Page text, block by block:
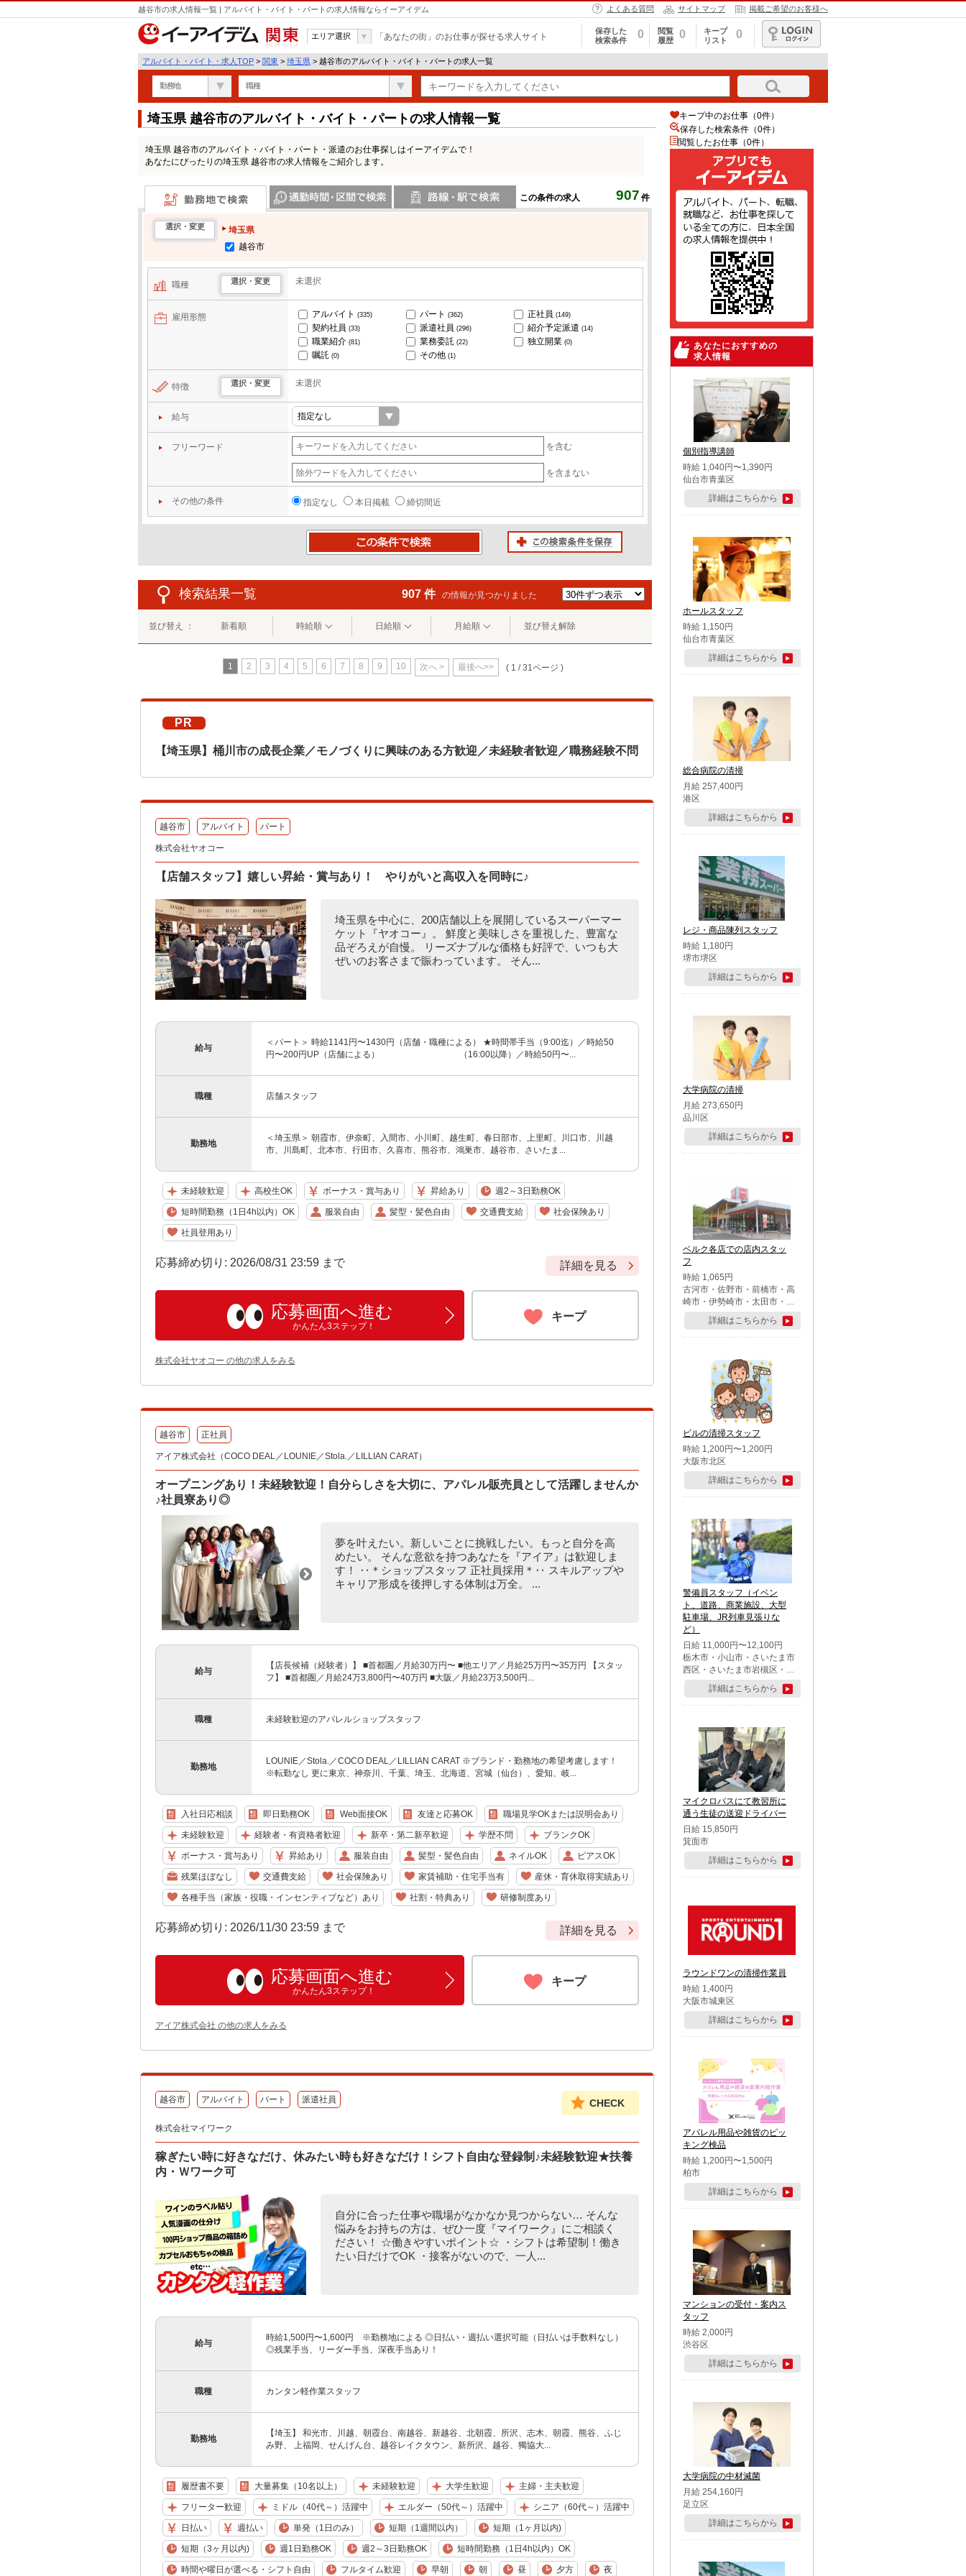
越谷市の求人情報一覧 | アルバイト・バイト・パートの求人情報ならイーアイデム よくある質問 サイトマップ 掲載ご希望のお客様へ
関東
エリア選択 「あなたの街」のお仕事が探せる求人サイト
保存した
検索条件
0
閲覧
履歴
0
キープ
リスト
0
ログイン
アルバイト・バイト・求人TOP > 関東 > 埼玉県 > 越谷市のアルバイト・バイト・パートの求人一覧
勤務地 職種
埼玉県 越谷市のアルバイト・バイト・パートの求人情報一覧
埼玉県 越谷市のアルバイト・バイト・パート・派遣のお仕事探しはイーアイデムで！
あなたにぴったりの埼玉県 越谷市の求人情報をご紹介します。
この条件の求人 907 件
勤務地で検索
選択・変更
埼玉県
越谷市
職種 選択・変更 未選択
雇用形態 アルバイト (335) パート (362) 正社員 (149)
契約社員 (33) 派遣社員 (296) 紹介予定派遣 (14)
職業紹介 (81) 業務委託 (22) 独立開業 (0)
嘱託 (0) その他 (1)
特徴 選択・変更 未選択
給与
フリーワード を含む
を含まない
その他の条件 指定なし 本日掲載 締切間近
検索結果一覧 907 件 の情報が見つかりました
並び替え ： 新着順 時給順 日給順 月給順 並び替え解除
1 2 3 4 5 6 7 8 9 10 次へ > 最後へ>> ( 1 / 31ページ )
PR
【埼玉県】桶川市の成長企業／モノづくりに興味のある方歓迎／未経験者歓迎／職務経験不問
越谷市 アルバイト パート
株式会社ヤオコー
【店舗スタッフ】嬉しい昇給・賞与あり！ やりがいと高収入を同時に♪
埼玉県を中心に、200店舗以上を展開しているスーパーマー
ケット『ヤオコー』。 鮮度と美味しさを重視した、豊富な
品ぞろえが自慢。 リーズナブルな価格も好評で、いつも大
ぜいのお客さまで賑わっています。 そん...
給与
＜パート＞ 時給1141円〜1430円（店舗・職種による） ★時間帯手当（9:00迄）／時給50
円〜200円UP（店舗による） （16:00以降）／時給50円〜...
職種 店舗スタッフ
勤務地
＜埼玉県＞ 朝霞市、伊奈町、入間市、小川町、越生町、春日部市、上里町、川口市、川越
市、川島町、北本市、行田市、久喜市、熊谷市、鴻巣市、越谷市、さいたま...
未経験歓迎 高校生OK ボーナス・賞与あり 昇給あり 週2～3日勤務OK
短時間勤務（1日4h以内）OK 服装自由 髪型・髪色自由 交通費支給 社会保険あり
社員登用あり
応募締め切り: 2026/08/31 23:59 まで 詳細を見る
応募画面へ進む
かんたん3ステップ！
キープ
株式会社ヤオコー の他の求人をみる
越谷市 正社員
アイア株式会社（COCO DEAL／LOUNIE／Stola.／LILLIAN CARAT）
オープニングあり！未経験歓迎！自分らしさを大切に、アパレル販売員として活躍しませんか
♪社員寮あり◎
夢を叶えたい。新しいことに挑戦したい。もっと自分を高
めたい。 そんな意欲を持つあなたを『アイア』は歓迎しま
す！ ‥＊ショップスタッフ 正社員採用＊‥ スキルアップや
キャリア形成を後押しする体制は万全。 ...
給与
【店長候補（経験者）】 ■首都圏／月給30万円〜 ■他エリア／月給25万円〜35万円 【スタッ
フ】 ■首都圏／月給24万3,800円〜40万円 ■大阪／月給23万3,500円...
職種 未経験歓迎のアパレルショップスタッフ
勤務地
LOUNIE／Stola.／COCO DEAL／LILLIAN CARAT ※ブランド・勤務地の希望考慮します！
※転勤なし 更に東京、神奈川、千葉、埼玉、北海道、宮城（仙台）、愛知、岐...
入社日応相談 即日勤務OK Web面接OK 友達と応募OK 職場見学OKまたは説明会あり
未経験歓迎 経験者・有資格者歓迎 新卒・第二新卒歓迎 学歴不問 ブランクOK
ボーナス・賞与あり 昇給あり 服装自由 髪型・髪色自由 ネイルOK ピアスOK
残業ほぼなし 交通費支給 社会保険あり 家賃補助・住宅手当有 産休・育休取得実績あり
各種手当（家族・役職・インセンティブなど）あり 社割・特典あり 研修制度あり
応募締め切り: 2026/11/30 23:59 まで 詳細を見る
応募画面へ進む
かんたん3ステップ！
キープ
アイア株式会社 の他の求人をみる
越谷市 アルバイト パート 派遣社員 CHECK
株式会社マイワーク
稼ぎたい時に好きなだけ、休みたい時も好きなだけ！シフト自由な登録制♪未経験歓迎★扶養
内・Ｗワーク可
自分に合った仕事や職場がなかなか見つからない… そんな
悩みをお持ちの方は、ぜひ一度『マイワーク』にご相談く
ださい！ ☆働きやすいポイント☆ ・シフトは希望制！働き
たい日だけでOK ・接客がないので、一人...
給与
時給1,500円〜1,600円 ※勤務地による ◎日払い・週払い選択可能（日払いは手数料なし）
◎残業手当、リーダー手当、深夜手当あり！
職種 カンタン軽作業スタッフ
勤務地
【埼玉】 和光市、川越、朝霞台、南越谷、新越谷、北朝霞、所沢、志木、朝霞、熊谷、ふじ
み野、 上福岡、せんげん台、越谷レイクタウン、新所沢、越谷、獨協大...
履歴書不要 大量募集（10名以上） 未経験歓迎 大学生歓迎 主婦・主夫歓迎
フリーター歓迎 ミドル（40代～）活躍中 エルダー（50代～）活躍中 シニア（60代～）活躍中
日払い 週払い 単発（1日のみ） 短期（1週間以内） 短期（1ヶ月以内)
短期（3ヶ月以内) 週1日勤務OK 週2～3日勤務OK 短時間勤務（1日4h以内）OK
時間や曜日が選べる・シフト自由 フルタイム歓迎 早朝 朝 昼 夕方 夜
キープ中のお仕事（0件）
保存した検索条件（0件）
閲覧したお仕事（0件）
あなたにおすすめの
求人情報
個別指導講師
時給 1,040円〜1,390円
仙台市青葉区
詳細はこちらから
ホールスタッフ
時給 1,150円
仙台市青葉区
詳細はこちらから
総合病院の清掃
月給 257,400円
港区
詳細はこちらから
レジ・商品陳列スタッフ
時給 1,180円
堺市堺区
詳細はこちらから
大学病院の清掃
月給 273,650円
品川区
詳細はこちらから
ベルク各店での店内スタッ
フ
時給 1,065円
古河市・佐野市・前橋市・高
崎市・伊勢崎市・太田市・館
林市・藤岡市・大泉町・さい
たま市北区・川越市・熊谷
市・行田市・秩父市・所沢
市・鶴ケ島市・千葉市中央
区・市川市・松戸市・習志野
市・柏市・流山市・八千代
市・足立区・江戸川区・八王
子市・町田市
詳細はこちらから
ビルの清掃スタッフ
時給 1,200円〜1,200円
大阪市北区
詳細はこちらから
警備員スタッフ（イベン
ト、道路、商業施設、大型
駐車場、JR列車見張りな
ど）
日給 11,000円〜12,100円
栃木市・小山市・さいたま市
西区・さいたま市岩槻区・久
喜市・蓮田市
詳細はこちらから
マイクロバスにて教習所に
通う生徒の送迎ドライバー
日給 15,850円
箕面市
詳細はこちらから
ラウンドワンの清掃作業員
時給 1,400円
大阪市城東区
詳細はこちらから
アパレル用品や雑貨のピッ
キング検品
時給 1,200円〜1,500円
柏市
詳細はこちらから
マンションの受付・案内ス
タッフ
時給 2,000円
渋谷区
詳細はこちらから
大学病院の中材滅菌
月給 254,160円
足立区
詳細はこちらから